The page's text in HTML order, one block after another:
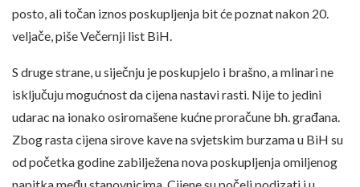
posto, ali točan iznos poskupljenja bit će poznat nakon 20.
veljače, piše Večernji list BiH.
S druge strane, u siječnju je poskupjelo i brašno, a mlinari ne
isključuju mogućnost da cijena nastavi rasti. Nije to jedini
udarac na ionako osiromašene kućne proračune bh. građana.
Zbog rasta cijena sirove kave na svjetskim burzama u BiH su
od početka godine zabilježena nova poskupljenja omiljenog
napitka među stanovnicima. Cijene su počeli podizati i u